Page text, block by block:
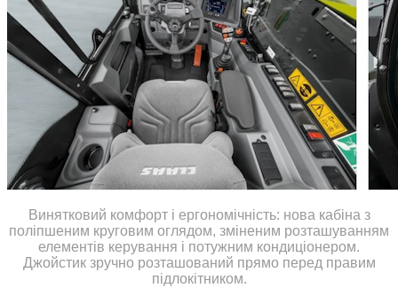
Винятковий комфорт і ергономічність: нова кабіна з
поліпшеним круговим оглядом, зміненим розташуванням
елементів керування і потужним кондиціонером.
Джойстик зручно розташований прямо перед правим
підлокітником.